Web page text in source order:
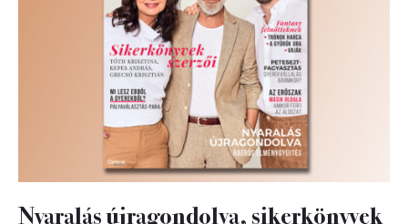
Nyaralás újragondolva, sikerkönyvek